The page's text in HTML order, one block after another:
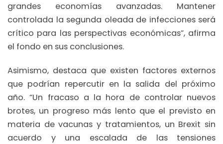
grandes economías avanzadas. Mantener
controlada la segunda oleada de infecciones será
crítico para las perspectivas económicas”, afirma
el fondo en sus conclusiones.
Asimismo, destaca que existen factores externos
que podrían repercutir en la salida del próximo
año. “Un fracaso a la hora de controlar nuevos
brotes, un progreso más lento que el previsto en
materia de vacunas y tratamientos, un Brexit sin
acuerdo y una escalada de las tensiones